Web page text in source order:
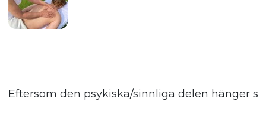
Eftersom den psykiska/sinnliga delen hänger